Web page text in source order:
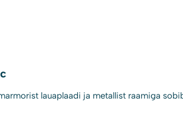
lauaplaadi ja metallist raamiga